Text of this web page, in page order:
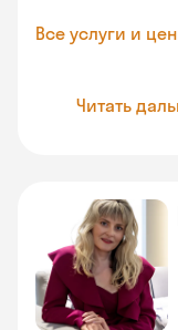
Все услуги и
Читать